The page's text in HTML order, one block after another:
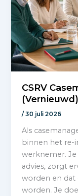
CSRV
(Vernieuwd)
/30 juli 2026
Als
binnen het re-
werknemer.
advies, zorgt
worden en dat
worden. Je